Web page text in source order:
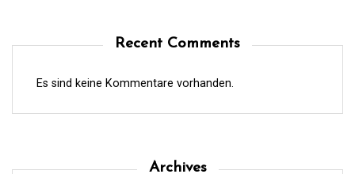
Recent Comments
Es sind keine Kommentare vorhanden.
Archives